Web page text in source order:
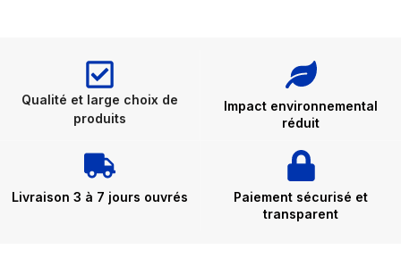
Qualité et large choix de
produits
Impact environnemental
réduit
Livraison 3 à 7 jours ouvrés
Paiement sécurisé et
transparent